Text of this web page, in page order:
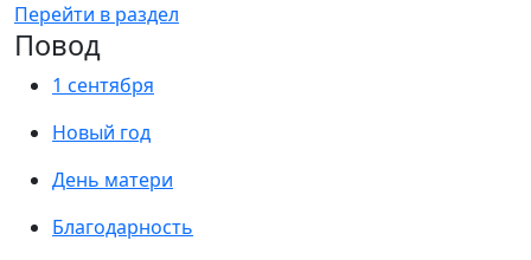
Перейти в раздел
Повод
1 сентября
Новый год
День матери
Благодарность